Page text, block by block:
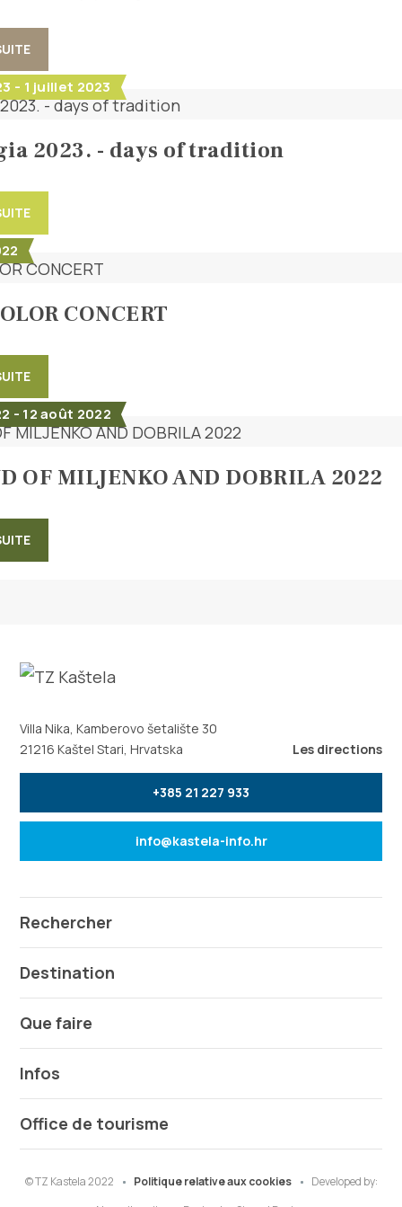
- 1 juillet 2023
2023. - days of tradition
CONCERT
- 12 août 2022
OF MILJENKO AND DOBRILA 2022
Villa Nika, Kamberovo šetalište 30
21216 Kaštel Stari, Hrvatska
Les directions
+385 21 227 933
info@kastela-info.hr
Rechercher
Destination
Que faire
Infos
Office de tourisme
© TZ Kastela 2022 Politique relative aux cookies
Developed by: